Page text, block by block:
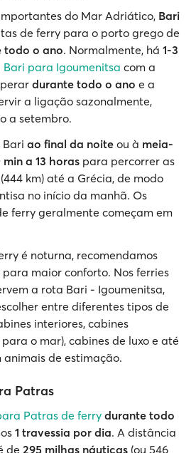
do Mar Adriático, Bari
de ferry para o porto grego de
todo o ano. Normalmente, há 1-3
Bari para Igoumenitsa com a
durante todo o ano e a
a ligação sazonalmente,
a setembro.
ao final da noite ou à meia-
min a 13 horas para percorrer as
(444 km) até a Grécia, de modo
no início da manhã. Os
ferry geralmente começam em
é noturna, recomendamos
maior conforto. Nos ferries
a rota Bari - Igoumenitsa,
entre diferentes tipos de
interiores, cabines
o mar), cabines de luxo e até
de estimação.
Patras
Patras de ferry durante todo
1 travessia por dia. A distância
de 295 milhas náuticas (ou 546